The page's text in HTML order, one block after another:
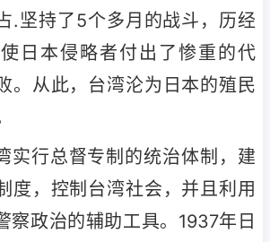
.坚持了5个多月的战斗，历经
日本侵略者付出了惨重的代
。从此，台湾沦为日本的殖民
实行总督专制的统治体制，建
度，控制台湾社会，并且利用
察政治的辅助工具。1937年日